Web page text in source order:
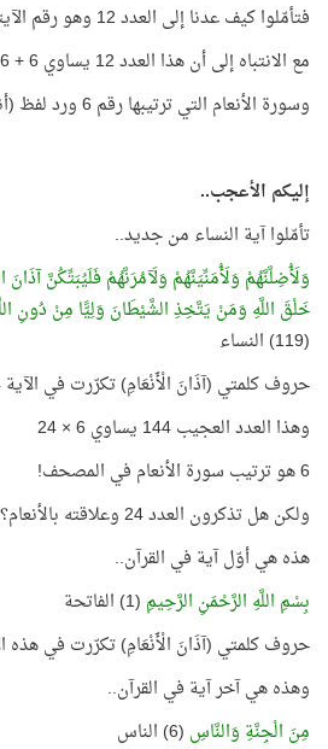
فتأمّلوا كيف عدنا إلى العدد 12 وهو رقم الآيتين!
مع الانتباه إلى أن هذا العدد 12 يساوي 6 + 6
وسورة الأنعام التي ترتيبها رقم 6 ورد لفظ (أنعام) فيها 6 مرّات!
إليكم الأعجب..
تأمّلوا آية النساء من جديد..
وَلَأُضِلَّنَّهُمْ وَلَأُمَنِّيَنَّهُمْ وَلَآمُرَنَّهُمْ فَلَيُبَتِّكُنَّ آذَانَ
خَلْقَ اللَّهِ وَمَنْ يَتَّخِذِ الشَّيْطَانَ وَلِيًّا مِنْ دُونِ
(119) النساء
حروف كلمتي (آذَانَ الْأَنْعَامِ) تكرّرت في الآية 144 مرّة!
وهذا العدد العجيب 144 يساوي 6 × 24
6 هو ترتيب سورة الأنعام في المصحف!
ولكن هل تذكرون العدد 24 وعلاقته بالأنعام؟
هذه هي أوّل آية في القرآن..
بِسْمِ اللَّهِ الرَّحْمَنِ الرَّحِيمِ (1) الفاتحة
حروف كلمتي (آذَانَ الْأَنْعَامِ) تكرّرت في هذه
وهذه هي آخر آية في القرآن..
مِنَ الْجِنَّةِ وَالنَّاسِ (6) الناس